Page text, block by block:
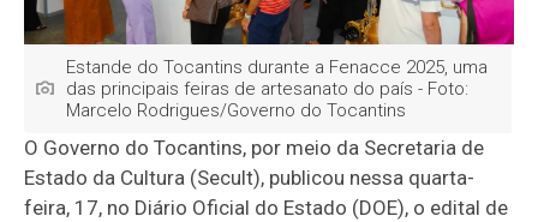
Estande do Tocantins durante a Fenacce 2025, uma
das principais feiras de artesanato do país - Foto:
Marcelo Rodrigues/Governo do Tocantins
O Governo do Tocantins, por meio da Secretaria de
Estado da Cultura (Secult), publicou nessa quarta-
feira, 17, no Diário Oficial do Estado (DOE), o edital de